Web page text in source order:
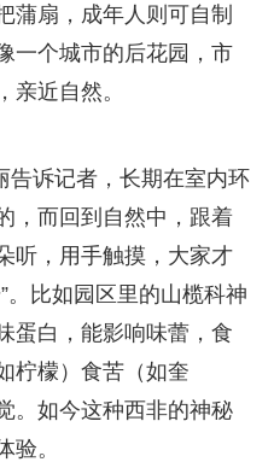
蒲扇，成年人则可自制
一个城市的后花园，市
亲近自然。
告诉记者，长期在室内环
，而回到自然中，跟着
听，用手触摸，大家才
。比如园区里的山榄科神
蛋白，能影响味蕾，食
柠檬）食苦（如奎
。如今这种西非的神秘
验。